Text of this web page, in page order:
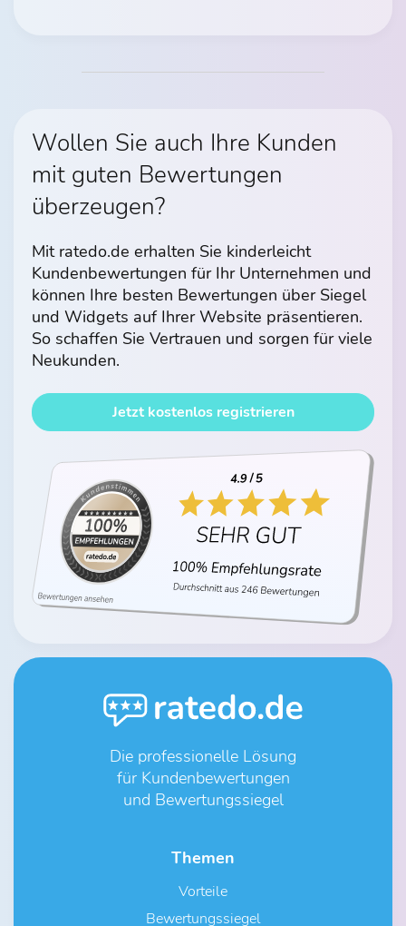
Wollen Sie auch Ihre Kunden
mit guten Bewertungen
überzeugen?
Mit ratedo.de erhalten Sie kinderleicht
Kundenbewertungen für Ihr Unternehmen und
können Ihre besten Bewertungen über Siegel
und Widgets auf Ihrer Website präsentieren.
So schaffen Sie Vertrauen und sorgen für viele
Neukunden.
Jetzt kostenlos registrieren
Die professionelle Lösung
für Kundenbewertungen
und Bewertungssiegel
Themen
Vorteile
Bewertungssiegel